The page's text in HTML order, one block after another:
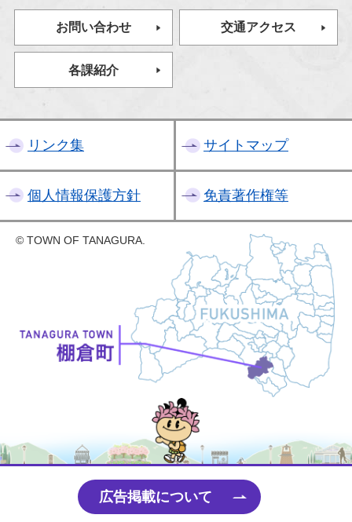
お問い合わせ 交通アクセス
各課紹介
リンク集 サイトマップ
個人情報保護方針 免責著作権等
© TOWN OF TANAGURA.
広告掲載について